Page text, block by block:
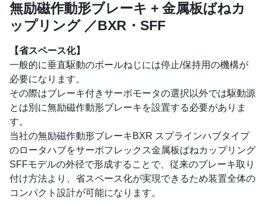
無励磁作動形ブレーキ + 金属板ばねカ
ップリング ／BXR・SFF
【省スペース化】
一般的に垂直駆動のボールねじには停止/保持用の機構が
必要になります。
その際はブレーキ付きサーボモータの選択以外では駆動源
とは別に無励磁作動形ブレーキを設置する必要がありま
す。
当社の無励磁作動形ブレーキBXR スプラインハブタイプ
のロータハブをサーボフレックス金属板ばねカップリング
SFFモデルの外径で形成することで、従来のブレーキ取り
付け方法より、省スペース化が実現できるため装置全体の
コンパクト設計が可能になります。